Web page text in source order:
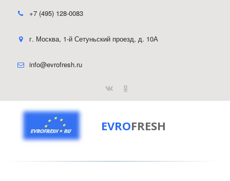
+7 (495) 128-0083
г. Москва, 1-й Сетуньский проезд, д. 10А
info@evrofresh.ru
EVROFRESH